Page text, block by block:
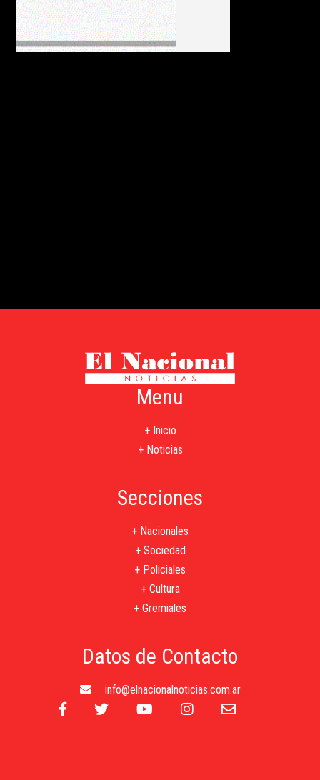
Menu
+ Inicio
+ Noticias
Secciones
+ Nacionales
+ Sociedad
+ Policiales
+ Cultura
+ Gremiales
Datos de Contacto
info@elnacionalnoticias.com.ar